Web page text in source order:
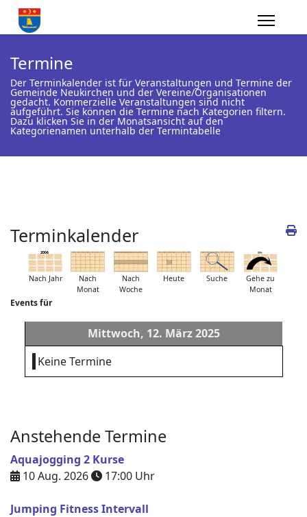
Termine
Der Terminkalender ist für Veranstaltungen und Termine der
Gemeinde Neukirchen und der Vereine/Organisationen
gedacht. Kommerzielle Veranstaltungen sind nicht
aufgeführt. Sie können die Termine nach Kategorien filtern.
Dazu klicken Sie in der Monatsansicht auf den
Kategorienamen unterhalb der Termintabelle
Terminkalender
Nach Jahr
Nach
Monat
Nach
Woche
Heute Suche
Gehe zu
Monat
Events für
Mittwoch, 12. März 2025
Keine Termine
Anstehende Termine
Aquajogging 2 Kurse
10 Aug. 2026
17:00 Uhr
Jumping Fitness Intervall